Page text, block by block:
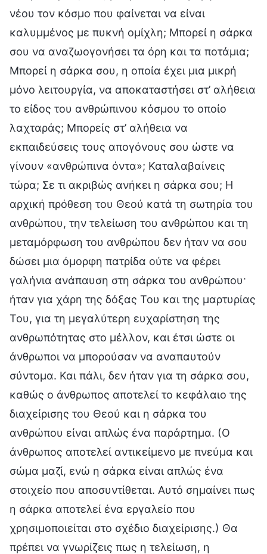
νέου τον κόσμο που φαίνεται να είναι
καλυμμένος με πυκνή ομίχλη; Μπορεί η σάρκα
σου να αναζωογονήσει τα όρη και τα ποτάμια;
Μπορεί η σάρκα σου, η οποία έχει μια μικρή
μόνο λειτουργία, να αποκαταστήσει στ’ αλήθεια
το είδος του ανθρώπινου κόσμου το οποίο
λαχταράς; Μπορείς στ’ αλήθεια να
εκπαιδεύσεις τους απογόνους σου ώστε να
γίνουν «ανθρώπινα όντα»; Καταλαβαίνεις
τώρα; Σε τι ακριβώς ανήκει η σάρκα σου; Η
αρχική πρόθεση του Θεού κατά τη σωτηρία του
ανθρώπου, την τελείωση του ανθρώπου και τη
μεταμόρφωση του ανθρώπου δεν ήταν να σου
δώσει μια όμορφη πατρίδα ούτε να φέρει
γαλήνια ανάπαυση στη σάρκα του ανθρώπου·
ήταν για χάρη της δόξας Του και της μαρτυρίας
Του, για τη μεγαλύτερη ευχαρίστηση της
ανθρωπότητας στο μέλλον, και έτσι ώστε οι
άνθρωποι να μπορούσαν να αναπαυτούν
σύντομα. Και πάλι, δεν ήταν για τη σάρκα σου,
καθώς ο άνθρωπος αποτελεί το κεφάλαιο της
διαχείρισης του Θεού και η σάρκα του
ανθρώπου είναι απλώς ένα παράρτημα. (Ο
άνθρωπος αποτελεί αντικείμενο με πνεύμα και
σώμα μαζί, ενώ η σάρκα είναι απλώς ένα
στοιχείο που αποσυντίθεται. Αυτό σημαίνει πως
η σάρκα αποτελεί ένα εργαλείο που
χρησιμοποιείται στο σχέδιο διαχείρισης.) Θα
πρέπει να γνωρίζεις πως η τελείωση, η